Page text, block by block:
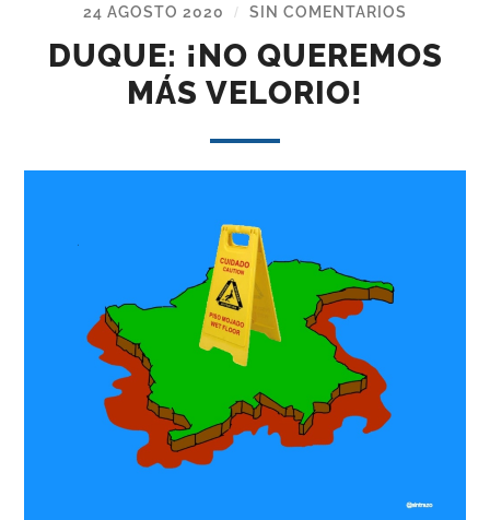
24 AGOSTO 2020 / SIN COMENTARIOS
DUQUE: ¡NO QUEREMOS
MÁS VELORIO!